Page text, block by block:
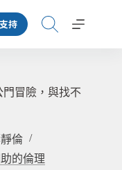
持
冒險，與找不
倫
的倫理